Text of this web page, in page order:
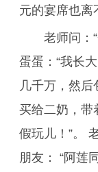
元的宴席也离
老师问：
蛋蛋：“我长
几千万，然
买给二奶，带
假玩儿！”。
朋友： “阿莲